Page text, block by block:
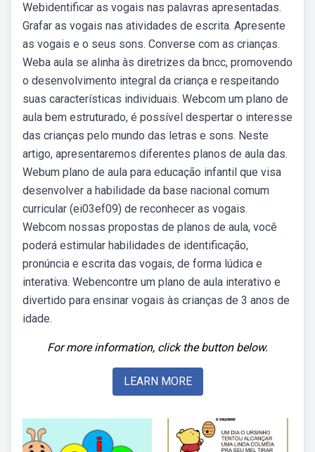
Webidentificar as vogais nas palavras apresentadas.
Grafar as vogais nas atividades de escrita. Apresente
as vogais e o seus sons. Converse com as crianças.
Weba aula se alinha às diretrizes da bncc, promovendo
o desenvolvimento integral da criança e respeitando
suas características individuais. Webcom um plano de
aula bem estruturado, é possível despertar o interesse
das crianças pelo mundo das letras e sons. Neste
artigo, apresentaremos diferentes planos de aula das.
Webum plano de aula para educação infantil que visa
desenvolver a habilidade da base nacional comum
curricular (ei03ef09) de reconhecer as vogais.
Webcom nossas propostas de planos de aula, você
poderá estimular habilidades de identificação,
pronúncia e escrita das vogais, de forma lúdica e
interativa. Webencontre um plano de aula interativo e
divertido para ensinar vogais às crianças de 3 anos de
idade.
For more information, click the button below.
LEARN MORE